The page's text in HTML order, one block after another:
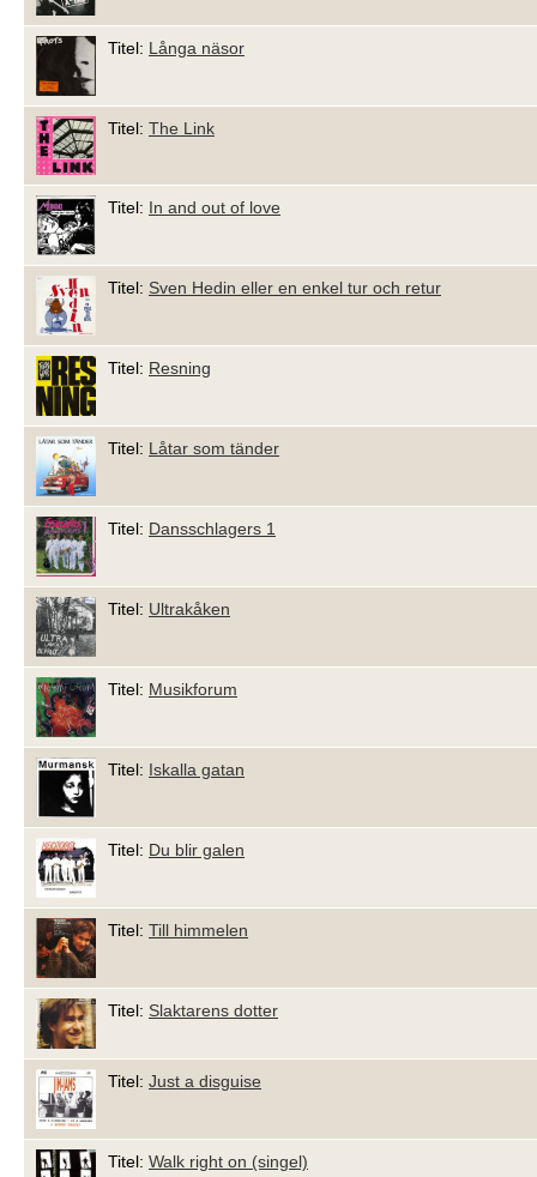
Titel: Långa näsor
Titel: The Link
Titel: In and out of love
Titel: Sven Hedin eller en enkel tur och retur
Titel: Resning
Titel: Låtar som tänder
Titel: Dansschlagers 1
Titel: Ultrakåken
Titel: Musikforum
Titel: Iskalla gatan
Titel: Du blir galen
Titel: Till himmelen
Titel: Slaktarens dotter
Titel: Just a disguise
Titel: Walk right on (singel)